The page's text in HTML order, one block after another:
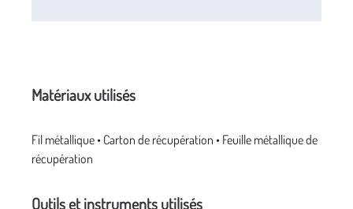
Matériaux utilisés
Fil métallique • Carton de récupération • Feuille métallique de
récupération
Outils et instruments utilisés